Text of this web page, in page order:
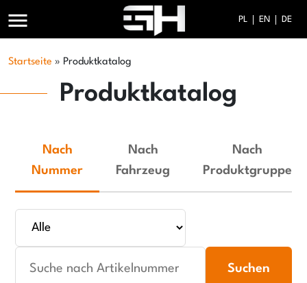
menu PL EN DE
Startseite » Produktkatalog
Produktkatalog
Nach
Nummer
Nach
Fahrzeug
Nach
Produktgruppe
Suchen